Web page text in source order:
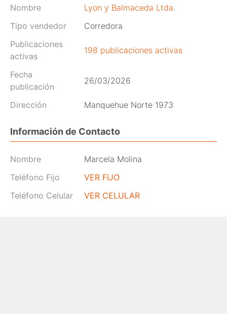
Nombre
Lyon y Balmaceda Ltda.
Tipo vendedor
Corredora
Publicaciones
activas
198 publicaciones activas
Fecha
publicación
26/03/2026
Dirección Manquehue Norte 1973
Información de Contacto
Nombre
Marcela Molina
Teléfono Fijo
VER FIJO
Teléfono Celular
VER CELULAR